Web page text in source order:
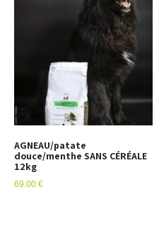
AGNEAU/patate
douce/menthe SANS CÉRÉALE
12kg
69.00 €